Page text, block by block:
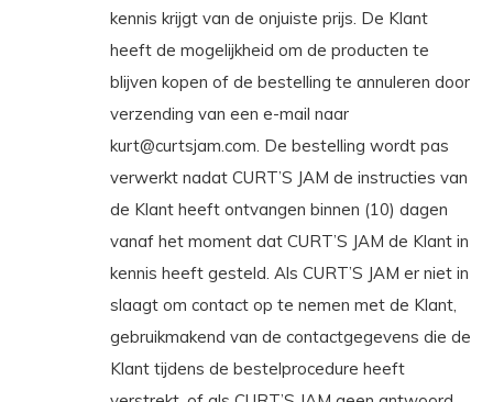
kennis krijgt van de onjuiste prijs. De Klant
heeft de mogelijkheid om de producten te
blijven kopen of de bestelling te annuleren door
verzending van een e-mail naar
kurt@curtsjam.com. De bestelling wordt pas
verwerkt nadat CURT’S JAM de instructies van
de Klant heeft ontvangen binnen (10) dagen
vanaf het moment dat CURT’S JAM de Klant in
kennis heeft gesteld. Als CURT’S JAM er niet in
slaagt om contact op te nemen met de Klant,
gebruikmakend van de contactgegevens die de
Klant tijdens de bestelprocedure heeft